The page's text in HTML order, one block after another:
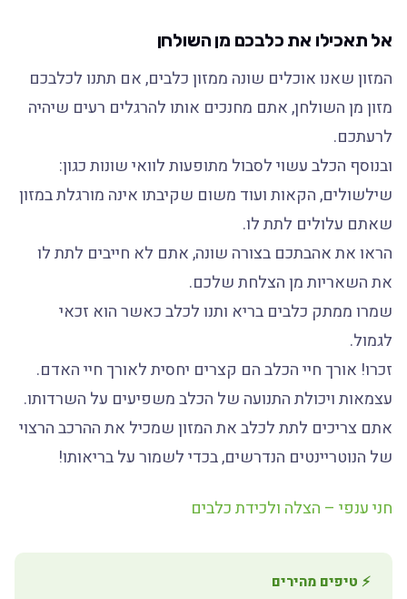
אל תאכילו את כלבכם מן השולחן
המזון שאנו אוכלים שונה ממזון כלבים, אם תתנו לכלבכם
מזון מן השולחן, אתם מחנכים אותו להרגלים רעים שיהיה
לרעתכם.
ובנוסף הכלב עשוי לסבול מתופעות לוואי שונות כגון:
שילשולים, הקאות ועוד משום שקיבתו אינה מורגלת במזון
שאתם עלולים לתת לו.
הראו את אהבתכם בצורה שונה, אתם לא חייבים לתת לו
את השאריות מן הצלחת שלכם.
שמרו ממתק כלבים בריא ותנו לכלב כאשר הוא זכאי
לגמול.
זכרו! אורך חיי הכלב הם קצרים יחסית לאורך חיי האדם.
עצמאות ויכולת התנועה של הכלב משפיעים על השרדותו.
אתם צריכים לתת לכלב את המזון שמכיל את ההרכב הרצוי
של הנוטריינטים הנדרשים, בכדי לשמור על בריאותו!
חני ענפי – הצלה ולכידת כלבים
⚡ טיפים מהירים